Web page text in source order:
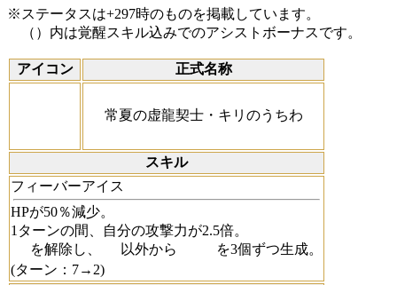
※ステータスは+297時のものを掲載しています。
（）内は覚醒スキル込みでのアシストボーナスです。
アイコン 正式名称
常夏の虚龍契士・キリのうちわ
スキル
フィーバーアイス
HPが50％減少。
1ターンの間、自分の攻撃力が2.5倍。
を解除し、
以外から
を3個ずつ生成。
(ターン：7→2)